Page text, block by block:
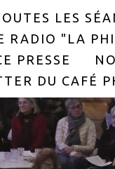
LES
RADIO "LA
PRESSE
DU CAFÉ